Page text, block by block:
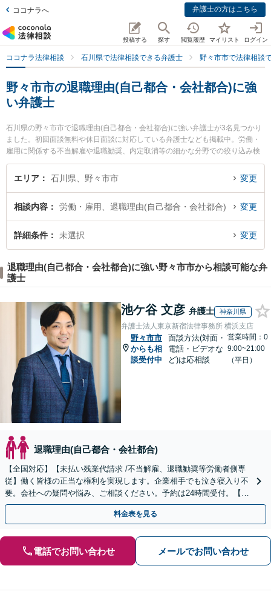
ココナラへ 弁護士の方はこちら
投稿する 探す 閲覧履歴 マイリスト ログイン
ココナラ法律相談 石川県で法律相談できる弁護士 野々市市で法律相談
野々市市の退職理由(自己都合・会社都合)に強
い弁護士
石川県の野々市市で退職理由(自己都合・会社都合)に強い弁護士が3名見つかり
ました。初回面談無料や休日面談に対応している弁護士なども掲載中。労働・
雇用に関係する不当解雇や退職勧奨、内定取消等の細かな分野での絞り込み検
索もでき便利です。特にののいち法律事務所の木村 弘弁護士やののいち法律事
務所の井村 剛弁護士、白山・野々市法律事務所の春野 しおり弁護士のプロフィ
したい』『退職理由(自己都合・会社都合)のトラブル解決の実績豊富な近くの弁
護士を検索したい』『初回相談無料で退職理由(自己都合・会社都合)を法律相談
できる野々市市内の弁護士に相談予約したい』などでお困りの相談者さんにお
エリア 石川県、野々市市 変更
相談内容 労働・雇用、退職理由(自己都合・会社都合) 変更
詳細条件 未選択 変更
退職理由(自己都合・会社都合)に強い野々市市から相談可能な弁
護士
池ケ谷 文彦 弁護士 神奈川県
弁護士法人東京新宿法律事務所 横浜支店
野々市市
からも相
談受付中
面談方法(対面・
電話・ビデオな
ど)は応相談
営業時間：0
9:00~21:00
（平日）
退職理由(自己都合・会社都合)
【全国対応】【未払い残業代請求 /不当解雇、退職勧奨等労働者側専
従】働く皆様の正当な権利を実現します。企業相手でも泣き寝入り不
要。会社への疑問や悩み、ご相談ください。予約は24時間受付。【初
回面談無料】【夜間・休日対応可】
料金表を見る
電話でお問い合わせ メールでお問い合わせ